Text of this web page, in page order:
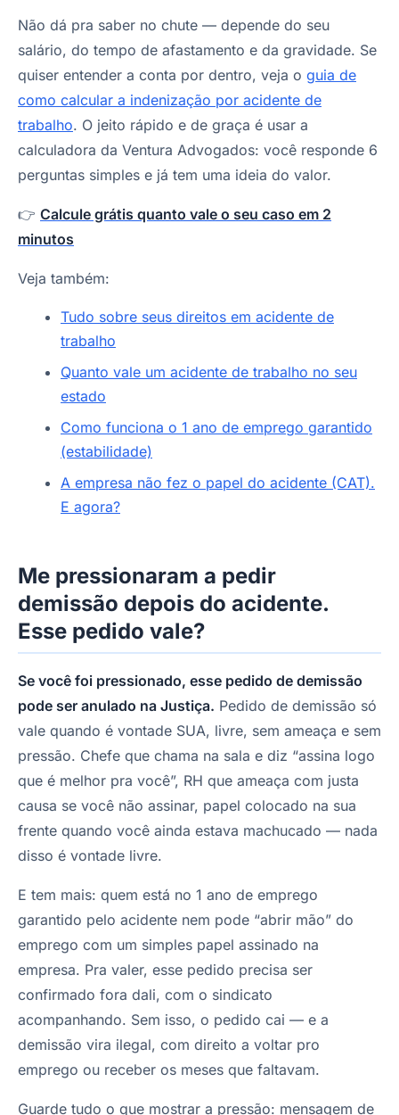
Não dá pra saber no chute — depende do seu
salário, do tempo de afastamento e da gravidade. Se
quiser entender a conta por dentro, veja o guia de
como calcular a indenização por acidente de
trabalho. O jeito rápido e de graça é usar a
calculadora da Ventura Advogados: você responde 6
perguntas simples e já tem uma ideia do valor.
👉 Calcule grátis quanto vale o seu caso em 2
minutos
Veja também:
Tudo sobre seus direitos em acidente de
trabalho
Quanto vale um acidente de trabalho no seu
estado
Como funciona o 1 ano de emprego garantido
(estabilidade)
A empresa não fez o papel do acidente (CAT).
E agora?
Me pressionaram a pedir
demissão depois do acidente.
Esse pedido vale?
Se você foi pressionado, esse pedido de demissão
pode ser anulado na Justiça. Pedido de demissão só
vale quando é vontade SUA, livre, sem ameaça e sem
pressão. Chefe que chama na sala e diz “assina logo
que é melhor pra você”, RH que ameaça com justa
causa se você não assinar, papel colocado na sua
frente quando você ainda estava machucado — nada
disso é vontade livre.
E tem mais: quem está no 1 ano de emprego
garantido pelo acidente nem pode “abrir mão” do
emprego com um simples papel assinado na
empresa. Pra valer, esse pedido precisa ser
confirmado fora dali, com o sindicato
acompanhando. Sem isso, o pedido cai — e a
demissão vira ilegal, com direito a voltar pro
emprego ou receber os meses que faltavam.
Guarde tudo o que mostrar a pressão: mensagem de